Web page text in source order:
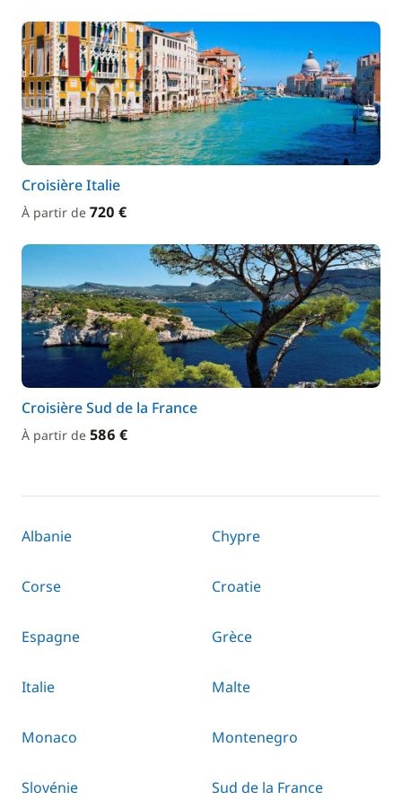
Croisière Italie
À partir de 720 €
Croisière Sud de la France
À partir de 586 €
Albanie Chypre
Corse Croatie
Espagne Grèce
Italie Malte
Monaco Montenegro
Slovénie Sud de la France